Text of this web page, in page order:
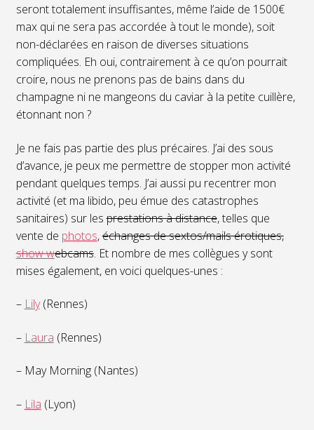
seront totalement insuffisantes, même l’aide de 1500€
max qui ne sera pas accordée à tout le monde), soit
non-déclarées en raison de diverses situations
compliquées. Eh oui, contrairement à ce qu’on pourrait
croire, nous ne prenons pas de bains dans du
champagne ni ne mangeons du caviar à la petite cuillère,
étonnant non ?
Je ne fais pas partie des plus précaires. J’ai des sous
d’avance, je peux me permettre de stopper mon activité
pendant quelques temps. J’ai aussi pu recentrer mon
activité (et ma libido, peu émue des catastrophes
sanitaires) sur lesprestations à distance, telles que
vente de photos,échanges de sextos/mails érotiques,
show webcams. Et nombre de mes collègues y sont
mises également, en voici quelques-unes :
– Lily(Rennes)
– Laura (Rennes)
– May Morning (Nantes)
– Lila (Lyon)